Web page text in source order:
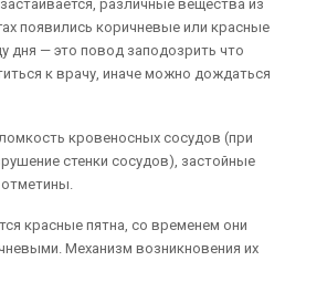
различные вещества из
появились коричневые или красные
дня — это повод заподозрить что
к врачу, иначе можно дождаться
кровеносных сосудов (при
стенки сосудов), застойные
красные пятна, со временем они
Механизм возникновения их